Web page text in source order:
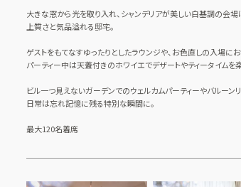
大きな窓から光を取り入れ、シャンデリアが美しい白基調の会場
上質さと気品溢れる邸宅。
ゲストをもてなすゆったりとしたラウンジや、お色直しの入場に
パーティー中は天蓋付きのホワイエでデザートやティータイムを
ビル一つ見えないガーデンでのウェルカムパーティーやバルーン
日常は忘れ記憶に残る特別な瞬間に。
最大120名着席